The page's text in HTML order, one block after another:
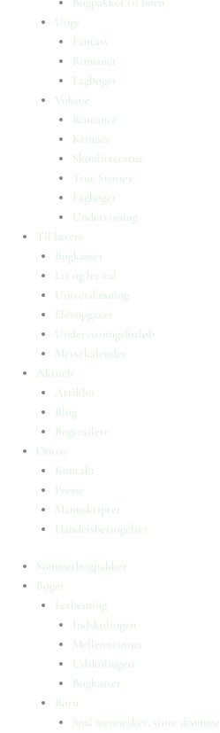
Unge
Fantasy
Romaner
Fagbøger
Voksne
Romance
Krimier
Skønlitteratur
True Stories
Fagbøger
Undervisning
Til lærere
Bogkasser
Lix og let-tal
Universlæsning
Elevopgaver
Undervisningsforløb
Messekalender
Aktuelt
Artikler
Blog
Bogtrailere
Om os
Kontakt
Presse
Manuskripter
Handelsbetingelser
Sommerbogpakker
Bøger
Letlæsning
Indskolingen
Mellemtrinnet
Udskolingen
Bogkasser
Børn
Små mennesker, store drømme